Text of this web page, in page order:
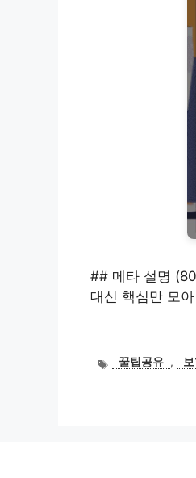
## 메타 설명
대신 핵심만 모
태꿀팁공유 ,